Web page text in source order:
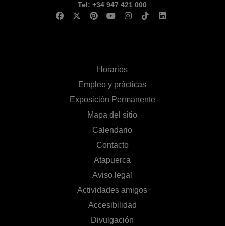
Tel: +34 947 421 000
Horarios
Empleo y prácticas
Exposición Permanente
Mapa del sitio
Calendario
Contacto
Atapuerca
Aviso legal
Actividades amigos
Accesibilidad
Divulgación